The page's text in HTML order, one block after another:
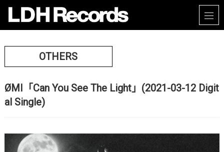
OTHERS
ØMI「Can You See The Light」(2021-03-12 Digit
al Single)